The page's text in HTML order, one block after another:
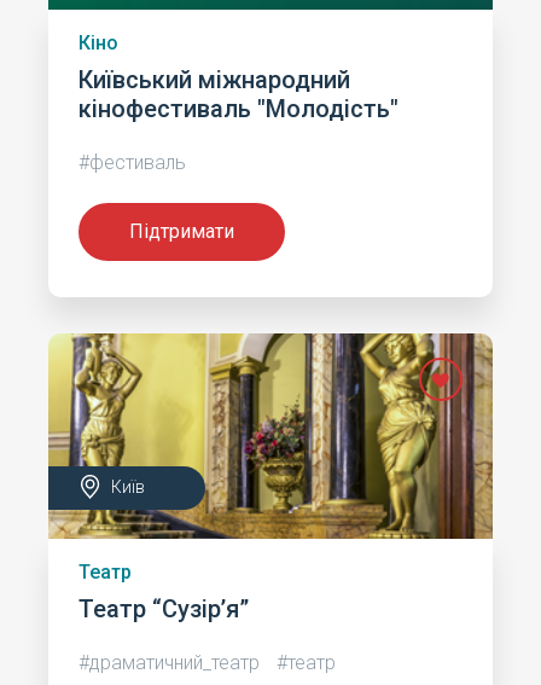
Кіно
Київський міжнародний
кінофестиваль "Молодість"
#фестиваль
Підтримати
Київ
Театр
Театр “Сузір’я”
#драматичний_театр #театр